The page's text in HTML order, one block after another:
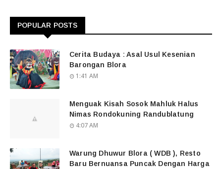
POPULAR POSTS
Cerita Budaya : Asal Usul Kesenian
Barongan Blora
1:41 AM
Menguak Kisah Sosok Mahluk Halus
Nimas Rondokuning Randublatung
4:07 AM
Warung Dhuwur Blora ( WDB ), Resto
Baru Bernuansa Puncak Dengan Harga